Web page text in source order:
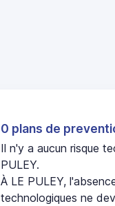
0 plans de
Il n'y a aucun risque
PULEY.
À LE PULEY,
technologiques ne